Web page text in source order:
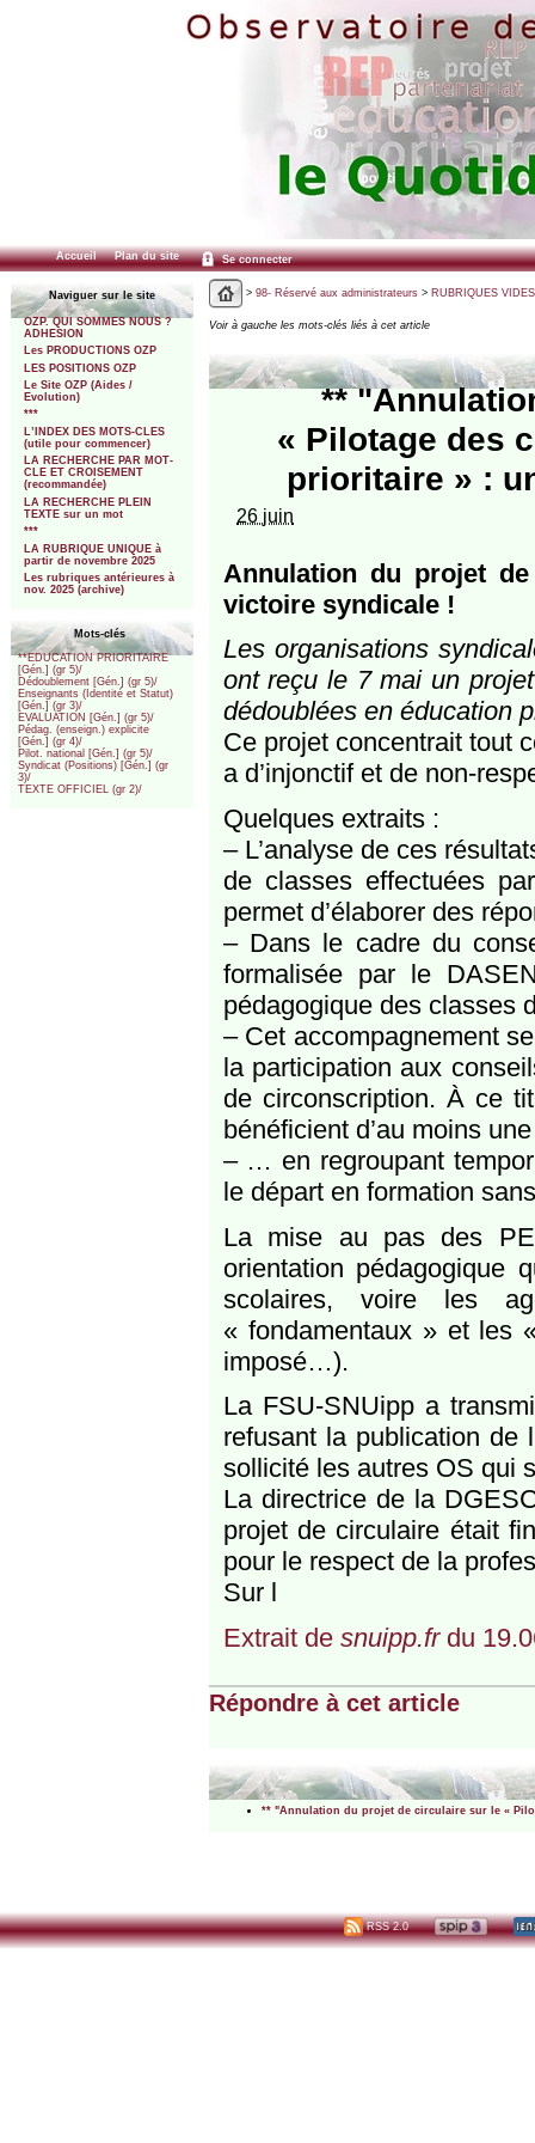
Accueil Plan du site Se connecter
Naviguer sur le site
OZP. QUI SOMMES NOUS ?
ADHESION
Les PRODUCTIONS OZP
LES POSITIONS OZP
Le Site OZP (Aides /
Evolution)
***
L’INDEX DES MOTS-CLES
(utile pour commencer)
LA RECHERCHE PAR MOT-
CLE ET CROISEMENT
(recommandée)
LA RECHERCHE PLEIN
TEXTE sur un mot
***
LA RUBRIQUE UNIQUE à
partir de novembre 2025
Les rubriques antérieures à
nov. 2025 (archive)
Mots-clés
**EDUCATION PRIORITAIRE
[Gén.] (gr 5)/
Dédoublement [Gén.] (gr 5)/
Enseignants (Identité et Statut)
[Gén.] (gr 3)/
EVALUATION [Gén.] (gr 5)/
Pédag. (enseign.) explicite
[Gén.] (gr 4)/
Pilot. national [Gén.] (gr 5)/
Syndicat (Positions) [Gén.] (gr
3)/
TEXTE OFFICIEL (gr 2)/
> 98- Réservé aux administrateurs> RUBRIQUES VIDES
Voir à gauche les mots-clés liés à cet article
**
« Pilotage des
prioritaire » :
26 juin
Annulation du projet
victoire syndicale !
Les organisations
ont reçu le 7 mai un
dédoublées en éducation
Ce projet concentrait tout
a d’injonctif et de non-
Quelques extraits :
– L’analyse de ces
de classes effectuées
permet d’élaborer des
– Dans le cadre du
formalisée par le
pédagogique des classes
– Cet accompagnement
la participation aux
de circonscription. À ce
bénéficient d’au moins
– … en regroupant
le départ en formation
La mise au pas des PE
orientation pédagogique
scolaires, voire les
« fondamentaux » et les
imposé…).
La FSU-SNUipp a
refusant la publication de
sollicité les autres OS qui
La directrice de la
projet de circulaire était
pour le respect de la
Sur l
Extrait de snuipp.frdu
Répondre à cet article
** "Annulation du projet de circulaire sur le «
RSS 2.0